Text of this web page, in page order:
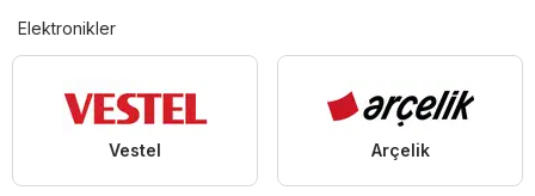
Elektronikler
Vestel Arçelik